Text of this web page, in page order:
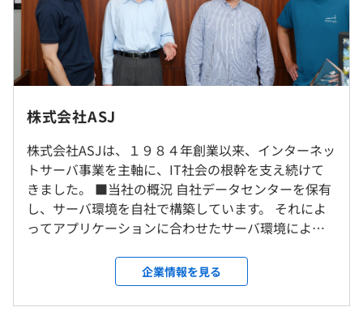
■貸会議室予約システム『カシカイ』
＜Webサーバ＞
■ASJサーバ
■ドメイン取得サービス『eドメインで.com』
＜その他＞
■決済代行サービス『ASJペイメント』
■全国商工会議所向け検定試験管理システム
■クラウド電子申請システム『ez-GoV（イージーガ
ブ）』
■資格取得支援制度（技術系資格、セキュリティ系資格な
データセンターの住所は公開していないため、正確な住所
は面接の際にお伝えいたします。
※客先常駐はありません
就業場所の変更範囲
＜雇入時＞
姫路ラボ＆サーバーセンター
＜変更範囲＞
9:00〜17:30（所定労働時間：7時間30分）
休憩時間：休憩60分 ※昼食時間は業務の都合により各々
平均残業時間：平均月2時間程度
完全週休2日制（土日）、祝日、年末年始（12/29〜
1/3）、
夏季休暇5日間、年次特別休暇2日間、有給休暇、慶弔休
年間休日128日（2026年度実績）
株式会社ASJ
株式会社ASJは、１９８４年創業以来、インターネッ
トサーバ事業を主軸に、IT社会の根幹を支え続けて
きました。 ■当社の概況 自社データセンターを保有
し、サーバ環境を自社で構築しています。 それによ
ってアプリケーションに合わせたサーバ環境による
も多くの事業者様にご利用いただいております。 基
本のビジネスモデルはサブスクリプションモデルで
あり、 長期にわたってお客様にご利用いただけるク
企業情報を見る